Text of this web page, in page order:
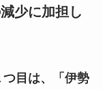
少に加担し
目は、「伊勢